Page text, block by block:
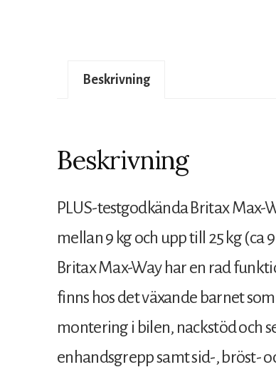
Beskrivning
Beskrivning
PLUS-testgodkända Britax Max-
mellan 9 kg och upp till 25 kg (ca
Britax Max-Way har en rad
finns hos det växande barnet
montering i bilen, nackstöd och
enhandsgrepp samt sid-, bröst-